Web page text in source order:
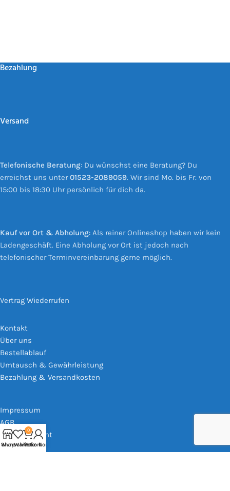
Bezahlung
Versand
Telefonische Beratung: Du wünschst eine Beratung? Du
erreichst uns unter01523-2089059. Wir sind Mo. bis Fr. von
15:00 bis 18:30 Uhr persönlich für dich da.
Kauf vor Ort & Abholung: Als reiner Onlineshop haben wir kein
Ladengeschäft. Eine Abholung vor Ort ist jedoch nach
telefonischer Terminvereinbarung gerne möglich.
Vertrag Wiederrufen
Kontakt
Über uns
Bestellablauf
Umtausch & Gewährleistung
Bezahlung & Versandkosten
Impressum
AGB
Widerrufsrecht
Datenschutz
Shop
Wunschliste
0
Warenkorb
Mein Konto